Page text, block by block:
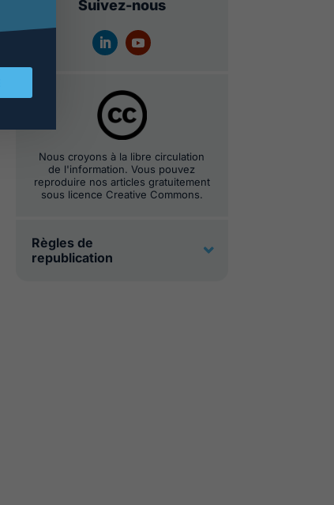
Suivez-nous
Nous croyons à la libre circulation
de l'information. Vous pouvez
reproduire nos articles gratuitement
sous licence Creative Commons.
Règles de
republication